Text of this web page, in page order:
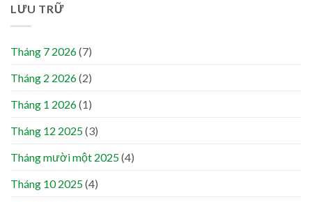
LƯU TRỮ
Tháng 7 2026(7)
Tháng 2 2026(2)
Tháng 1 2026(1)
Tháng 12 2025(3)
Tháng mười một 2025(4)
Tháng 10 2025(4)